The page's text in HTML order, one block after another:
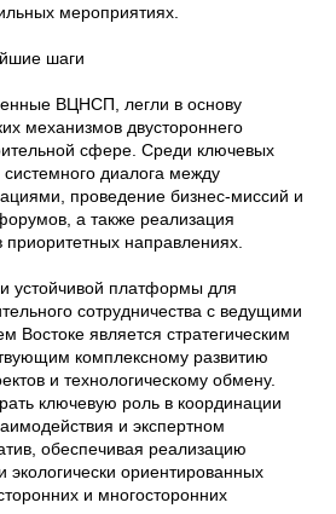
мероприятиях.
шаги
ВЦНСП, легли в основу
механизмов двустороннего
сфере. Среди ключевых
диалога между
проведение бизнес-миссий и
а также реализация
приоритетных направлениях.
устойчивой платформы для
сотрудничества с ведущими
Востоке является стратегическим
комплексному развитию
и технологическому обмену.
ключевую роль в координации
и экспертном
обеспечивая реализацию
экологически ориентированных
и многосторонних